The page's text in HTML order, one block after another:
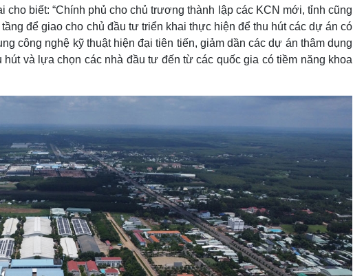
biết: “Chính phủ cho chủ trương thành lập các KCN mới, tỉnh cũng
để giao cho chủ đầu tư triển khai thực hiện để thu hút các dự án có
công nghệ kỹ thuật hiện đại tiên tiến, giảm dần các dự án thâm dụng
và lựa chọn các nhà đầu tư đến từ các quốc gia có tiềm năng khoa